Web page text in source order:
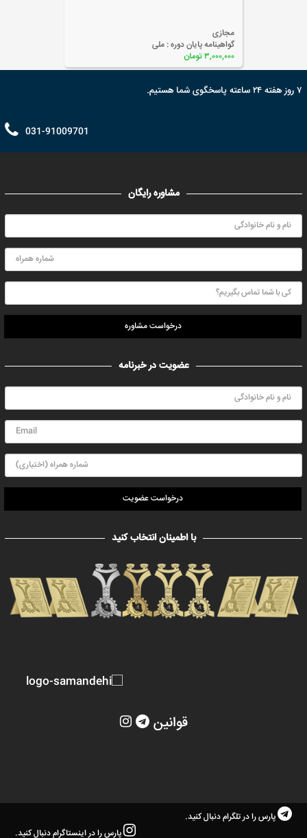
گواهینامه پایان دوره :
۲,۰۰۰,۰۰۰ تومان
۷ روز هفته ۲۴ ساعته پاسخگوی شما هستیم.
031-91009701
مشاوره رایگان
درخواست مشاوره
عضویت در خبرنامه
درخواست عضویت
با اطمینان انتخاب کنید
قوانین
پارس را در تلگرام دنبال کنید.
پارس را در اینستاگرام دنبال کنید.